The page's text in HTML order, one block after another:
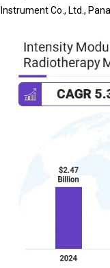
Instrument Co., Ltd.,